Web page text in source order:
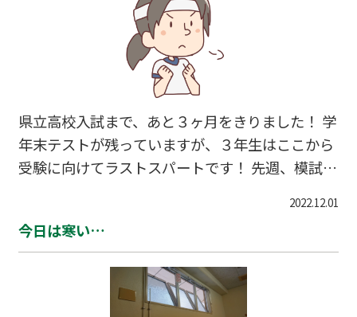
あと、講師がAさんに合わせて教材研究を頑張っ
てくれたお陰でもあると思います。 ありがとうご
ざいます！ さて、明日は模試のやり直し会をや
ります。 １点でも多く積み上げられるようにがん
県立高校入試まで、あと３ヶ月をきりました！ 学
年末テストが残っていますが、３年生はここから
受験に向けてラストスパートです！ 先週、模試が
2022.12.01
今日は寒い…